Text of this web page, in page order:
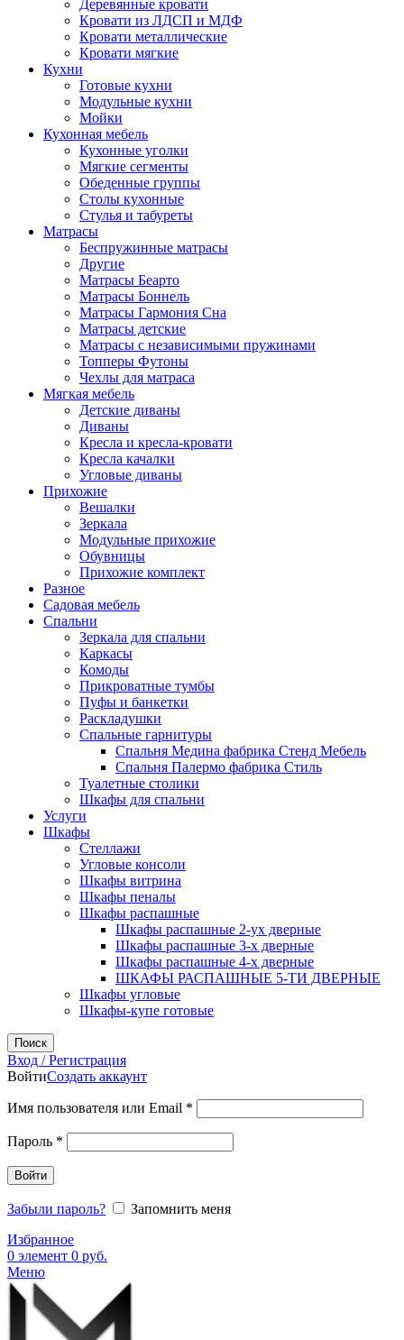
Деревянные кровати
Кровати из ЛДСП и МДФ
Кровати металлические
Кровати мягкие
Кухни
Готовые кухни
Модульные кухни
Мойки
Кухонная мебель
Кухонные уголки
Мягкие сегменты
Обеденные группы
Столы кухонные
Стулья и табуреты
Матрасы
Беспружинные матрасы
Другие
Матрасы Беарто
Матрасы Боннель
Матрасы Гармония Сна
Матрасы детские
Матрасы с независимыми пружинами
Топперы Футоны
Чехлы для матраса
Мягкая мебель
Детские диваны
Диваны
Кресла и кресла-кровати
Кресла качалки
Угловые диваны
Прихожие
Вешалки
Зеркала
Модульные прихожие
Обувницы
Прихожие комплект
Разное
Садовая мебель
Спальни
Зеркала для спальни
Каркасы
Комоды
Прикроватные тумбы
Пуфы и банкетки
Раскладушки
Спальные гарнитуры
Спальня Медина фабрика Стенд Мебель
Спальня Палермо фабрика Стиль
Туалетные столики
Шкафы для спальни
Услуги
Шкафы
Стеллажи
Угловые консоли
Шкафы витрина
Шкафы пеналы
Шкафы распашные
Шкафы распашные 2-ух дверные
Шкафы распашные 3-х дверные
Шкафы распашные 4-х дверные
ШКАФЫ РАСПАШНЫЕ 5-ТИ ДВЕРНЫЕ
Шкафы угловые
Шкафы-купе готовые
Поиск
Вход / Регистрация
ВойтиСоздать аккаунт
Имя пользователя или Email *
Пароль *
Войти
Забыли пароль?
Запомнить меня
Избранное
0 элемент 0 руб.
Меню